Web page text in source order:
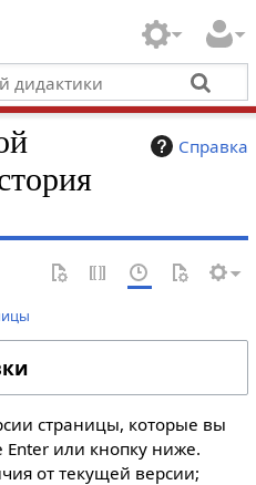
Справка
страницы, которые вы
Enter или кнопку ниже.
от текущей версии;